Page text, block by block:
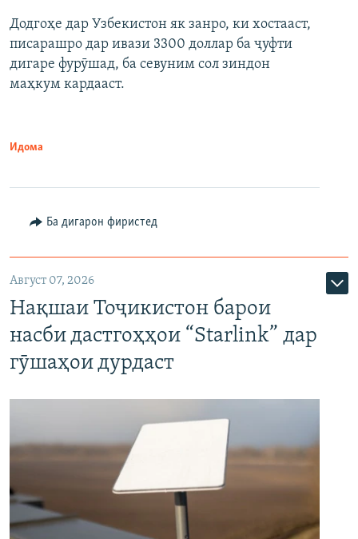
Додгоҳе дар Узбекистон як занро, ки хостааст,
писарашро дар ивази 3300 доллар ба ҷуфти
дигаре фурӯшад, ба севуним сол зиндон
маҳкум кардааст.
Идома
Ба дигарон фиристед
Август 07, 2026
Нақшаи Тоҷикистон барои
насби дастгоҳҳои “Starlink” дар
гӯшаҳои дурдаст